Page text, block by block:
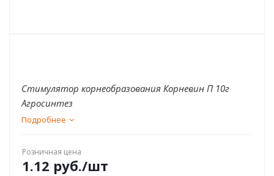
Стимулятор корнеобразования Корневин П 10г
Агросинтез
Подробнее
Розничная цена
1.12 руб./шт